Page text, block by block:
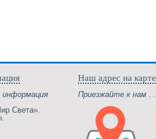
информация
Света».
Наш адрес на карте
Приезжайте к нам .